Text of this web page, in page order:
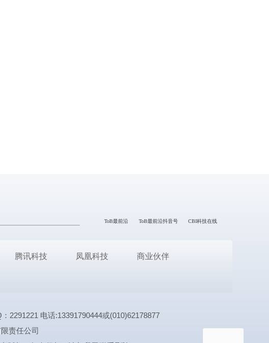
ToB最前沿 ToB最前沿抖音号 CBI科技在线
腾讯科技 凤凰科技 商业伙伴
2291221 电话:13391790444或(010)62178877
责任公司